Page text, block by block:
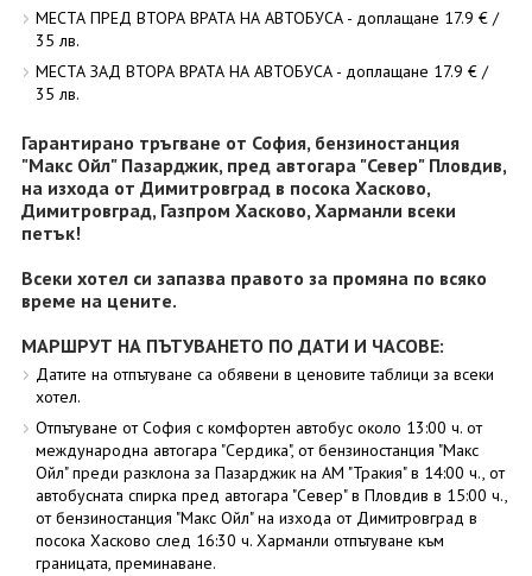
МЕСТА ПРЕД ВТОРА ВРАТА НА АВТОБУСА - доплащане 17.9 € /
35 лв.
МЕСТА ЗАД ВТОРА ВРАТА НА АВТОБУСА - доплащане 17.9 € /
35 лв.
Гарантирано тръгване от София, бензиностанция
"Макс Ойл" Пазарджик, пред автогара "Север" Пловдив,
на изхода от Димитровград в посока Хасково,
Димитровград, Газпром Хасково, Харманли всеки
петък!
Всеки хотел си запазва правото за промяна по всяко
време на цените.
МАРШРУТ НА ПЪТУВАНЕТО ПО ДАТИ И ЧАСОВЕ:
Датите на отпътуване са обявени в ценовите таблици за всеки
хотел.
Отпътуване от София с комфортен автобус около 13:00 ч. от
международна автогара "Сердика", от бензиностанция "Макс
Ойл" преди разклона за Пазарджик на АМ "Тракия" в 14:00 ч., от
автобусната спирка пред автогара "Север" в Пловдив в 15:00 ч.,
от бензиностанция "Макс Ойл" на изхода от Димитровград в
посока Хасково след 16:30 ч. Харманли отпътуване към
границата, преминаване.